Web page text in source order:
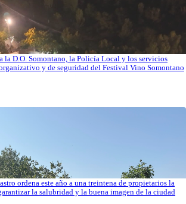
la D.O. Somontano, la Policía Local y los servicios
y de seguridad del Festival Vino Somontano
ordena este año a una treintena de propietarios la
la salubridad y la buena imagen de la ciudad